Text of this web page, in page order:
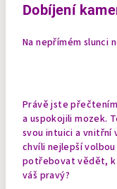
Dobíjení
Na nepřímém slunci
Právě jste
a uspokojili mozek.
svou intuici a vnitřní
chvíli nejlepší
potřebovat vědět, k
váš pravý?